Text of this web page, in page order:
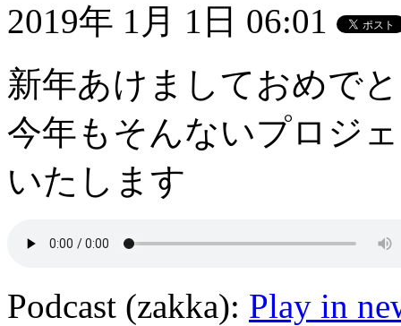
2019年 1月 1日 06:01
新年あけましておめで
今年もそんないプロジ
いたします
Podcast (zakka): Play in